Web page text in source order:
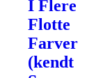
I Flere
Flotte
Farver
(kendt